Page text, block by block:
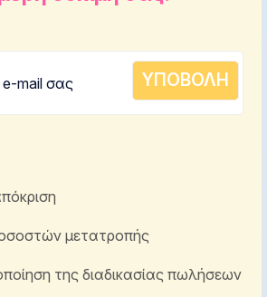
μετατροπής
της διαδικασίας πωλήσεων